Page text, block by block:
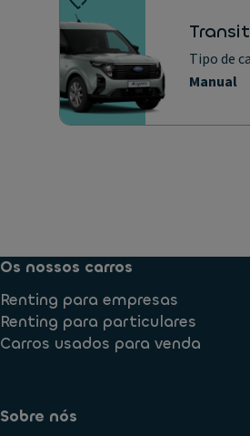
Tipo de
Manual
Os nossos carros
Renting para empresas
Renting para particulares
Carros usados para venda
Sobre nós